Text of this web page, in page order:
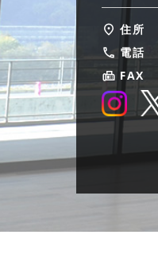
住所
電話
FAX